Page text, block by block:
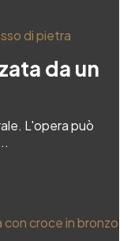
da un
L'opera può